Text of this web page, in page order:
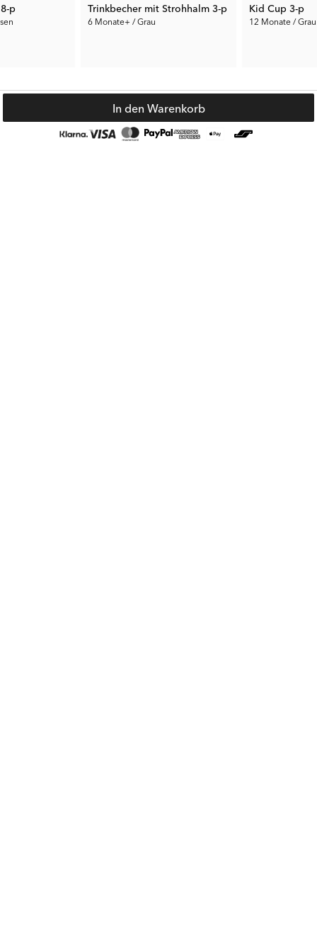
p Trinkbecher mit Strohhalm 3-p
6 Monate+ / Grau
Empf. Preis: 29.70 €
Kid Cup 3-p
12 Monate / Grau
Empf. Preis:
In den Warenkorb